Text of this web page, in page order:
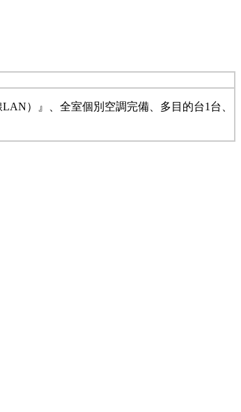
）』、全室個別空調完備、多目的台1台、